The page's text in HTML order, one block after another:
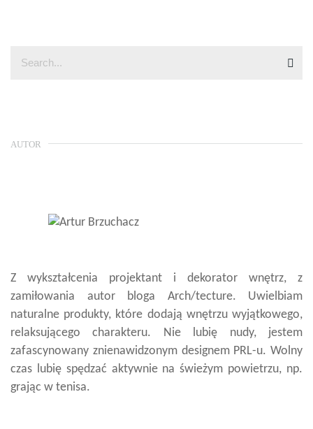
AUTOR
Z wykształcenia projektant i dekorator wnętrz, z
zamiłowania autor bloga Arch/tecture. Uwielbiam
naturalne produkty, które dodają wnętrzu wyjątkowego,
relaksującego charakteru. Nie lubię nudy, jestem
zafascynowany znienawidzonym designem PRL-u. Wolny
czas lubię spędzać aktywnie na świeżym powietrzu, np.
grając w tenisa.